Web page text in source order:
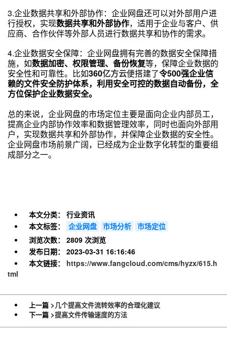
3.企业数据共享和外部协作：企业网盘还可以对外部用户进
行授权，实现数据共享和外部协作，适用于企业与客户、供
应商、合作伙伴等外部人员进行数据共享和协作的需求。
4.企业数据安全保障：企业网盘拥有完善的数据安全保障措
施，如数据加密、权限管理、备份恢复等，保障企业数据的
安全性和可靠性。比如360亿方云便搭建了令500强企业信
赖的文件安全防护体系，利用安全可控的数据自动备份，全
方位保护企业数据安全。
总的来说，企业网盘的市场定位主要是面向企业内部员工，
提高企业内部协作效率和数据管理效率，同时也面向外部用
户，实现数据共享和外部协作，并保障企业数据的安全性。
企业网盘市场前景广阔，已经成为企业数字化转型的重要组
成部分之一。
本文分类：
行业资讯
本文标签：
企业网盘 市场分析 市场定位
浏览次数：
2809 次浏览
发布日期：
2023-03-31 16:16:46
本文链接：
https://www.fangcloud.com/cms/hyzx/615.h
tml
上一篇 > 几个提高文件流转效率的合理化建议
下一篇 >提高文件传输速度的方法